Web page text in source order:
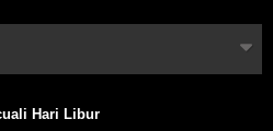
Hari Libur